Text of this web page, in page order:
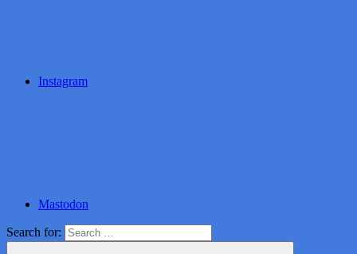
Instagram
Mastodon
Search for: